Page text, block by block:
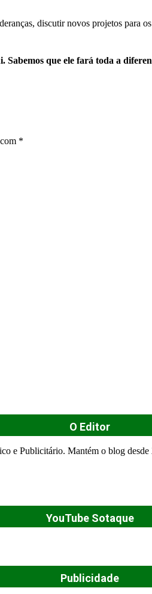
discutir novos projetos para
que ele fará toda a
*
O Editor
e Publicitário. Mantém o blog
YouTube Sotaque
Publicidade